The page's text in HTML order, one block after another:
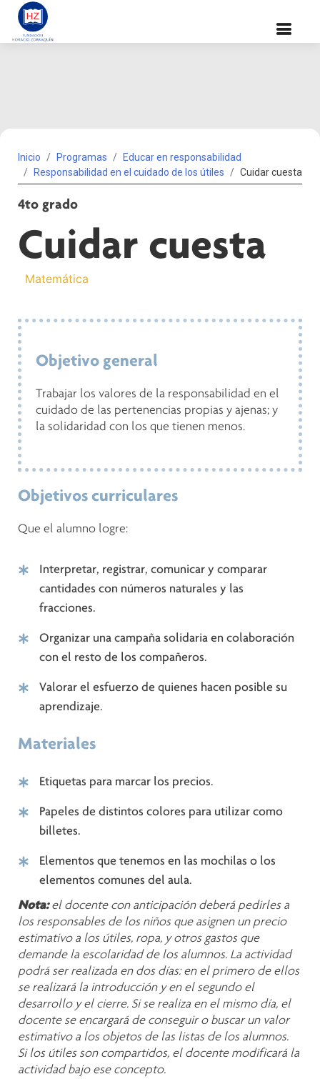
Inicio Programas
Educar en responsabilidad
Responsabilidad en el cuidado de los útiles
Cuidar cuesta
4to grado
Cuidar cuesta
Matemática
Objetivo general
Trabajar los valores de la responsabilidad en el
cuidado de las pertenencias propias y ajenas; y
la solidaridad con los que tienen menos.
Objetivos curriculares
Que el alumno logre:
Interpretar, registrar, comunicar y comparar
cantidades con números naturales y las
fracciones.
Organizar una campaña solidaria en colaboración
con el resto de los compañeros.
Valorar el esfuerzo de quienes hacen posible su
aprendizaje.
Materiales
Etiquetas para marcar los precios.
Papeles de distintos colores para utilizar como
billetes.
Elementos que tenemos en las mochilas o los
elementos comunes del aula.
Nota:el docente con anticipación deberá pedirles a
los responsables de los niños que asignen un precio
estimativo a los útiles, ropa, y otros gastos que
demande la escolaridad de los alumnos. La actividad
podrá ser realizada en dos días: en el primero de ellos
se realizará la introducción y en el segundo el
desarrollo y el cierre. Si se realiza en el mismo día, el
docente se encargará de conseguir o buscar un valor
estimativo a los objetos de las listas de los alumnos.
Si los útiles son compartidos, el docente modificará la
actividad bajo ese concepto.